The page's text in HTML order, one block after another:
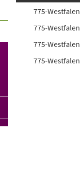
775-Westfalen
775-Westfalen
775-Westfalen
775-Westfalen